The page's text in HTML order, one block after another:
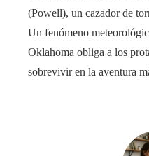
(Powell), un cazador de
Un fenómeno
Oklahoma obliga a los
sobrevivir en la aventura